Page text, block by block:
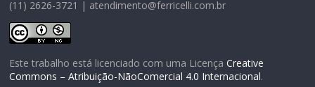
(11) 2626-3721 | atendimento@ferricelli.com.br
Este trabalho está licenciado com uma LicençaCreative
Commons – Atribuição-NãoComercial 4.0 Internacional.